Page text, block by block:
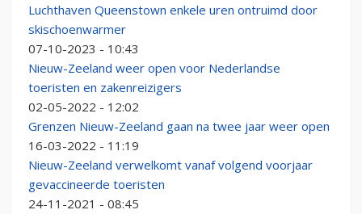
Luchthaven Queenstown enkele uren ontruimd door
skischoenwarmer
07-10-2023 - 10:43
Nieuw-Zeeland weer open voor Nederlandse
toeristen en zakenreizigers
02-05-2022 - 12:02
Grenzen Nieuw-Zeeland gaan na twee jaar weer open
16-03-2022 - 11:19
Nieuw-Zeeland verwelkomt vanaf volgend voorjaar
gevaccineerde toeristen
24-11-2021 - 08:45